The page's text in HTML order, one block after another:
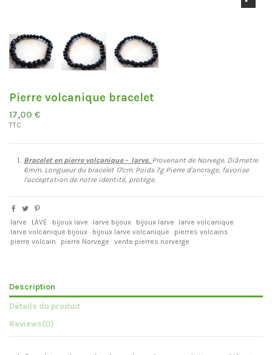
Pierre volcanique bracelet
17,00 €
TTC
Bracelet en pierre volcanique - larve. Provenant de Norvege. Diâmetre
6mm. Longueur du bracelet 17cm. Poids 7g Pierre d'ancrage, favorise
l'acceptation de notre identité, protege.
larve LAVE bijoux lave larve bijoux bijoux larve
larve volcanique
larve volcanique bijoux
bijoux larve volcanique
pierres volcains
pierre volcain
pierre Norvege vente pierres norverge
Description
Détails du produit
Reviews(0)